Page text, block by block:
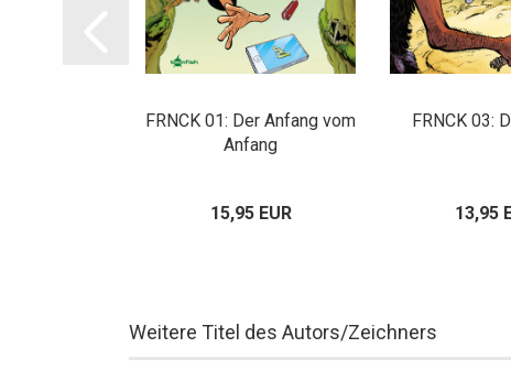
FRNCK 01: Der Anfang vom
Anfang
15,95 EUR
FRNCK 03:
13,95
Weitere Titel des Autors/Zeichners